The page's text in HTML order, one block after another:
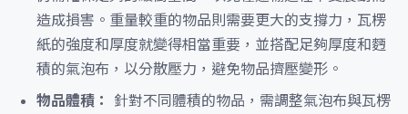
造成損害。重量較重的物品則需要更大的支撐力，瓦楞
紙的強度和厚度就變得相當重要，並搭配足夠厚度和麪
積的氣泡布，以分散壓力，避免物品擠壓變形。
物品體積：
針對不同體積的物品，需調整氣泡布與瓦楞